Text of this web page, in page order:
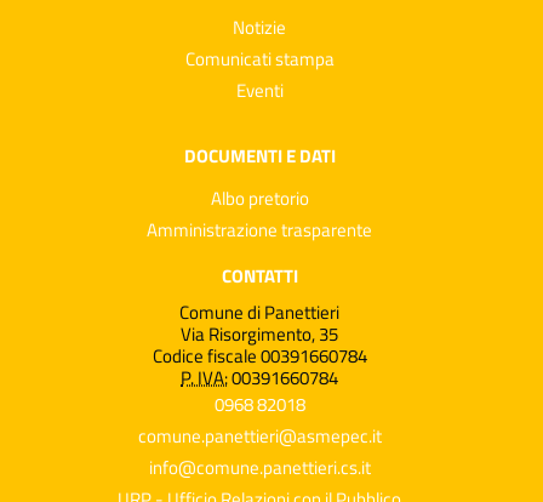
Notizie
Comunicati stampa
Eventi
DOCUMENTI E DATI
Albo pretorio
Amministrazione trasparente
CONTATTI
Comune di Panettieri
Via Risorgimento, 35
Codice fiscale 00391660784
P. IVA:00391660784
0968 82018
comune.panettieri@asmepec.it
info@comune.panettieri.cs.it